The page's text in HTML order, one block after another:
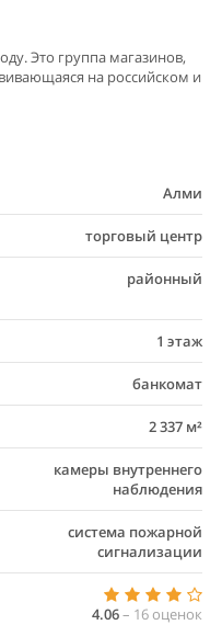
Это группа магазинов,
на российском и
Алми
торговый центр
районный
1 этаж
банкомат
2 337 м²
камеры внутреннего
наблюдения
система пожарной
сигнализации
4.06– 16 оценок